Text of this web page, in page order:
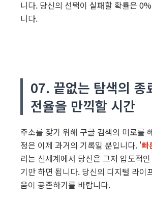
니다. 당신의 선택이 실패할 확률은
니다.
07. 끝없는 탐색의 종
전율을 만끽할 시간
주소를 찾기 위해 구글 검색의 미로를
정은 이제 과거의 기록일 뿐입니다. '빠
리는 신세계에서 당신은 그저 압도적
기만 하면 됩니다. 당신의 디지털 라이
움이 공존하기를 바랍니다.